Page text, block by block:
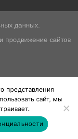
данных.
продвижение сайтов
представления
сайт, мы